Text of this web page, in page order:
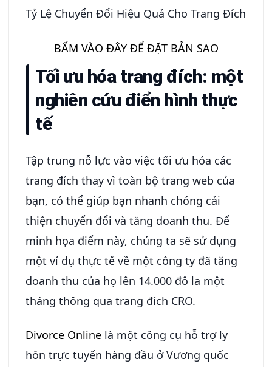
Tỷ Lệ Chuyển Đổi Hiệu Quả Cho Trang Đích
BẤM VÀO ĐÂY ĐỂ ĐẶT BẢN SAO
Tối ưu hóa trang đích: một
nghiên cứu điển hình thực
tế
Tập trung nỗ lực vào việc tối ưu hóa các
trang đích thay vì toàn bộ trang web của
bạn, có thể giúp bạn nhanh chóng cải
thiện chuyển đổi và tăng doanh thu. Để
minh họa điểm này, chúng ta sẽ sử dụng
một ví dụ thực tế về một công ty đã tăng
doanh thu của họ lên 14.000 đô la một
tháng thông qua trang đích CRO.
Divorce Online là một công cụ hỗ trợ ly
hôn trực tuyến hàng đầu ở Vương quốc